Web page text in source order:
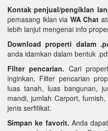
Kontak penjual/pengiklan
pemasang iklan via WA Chat
lebih lanjut mengenai info
Download properti dalam
anda idamkan dalam bentuk
Filter pencarian. Cari
inginkan, Filter pencarian
luas tanah, luas bangunan,
mandi, jumlah Carport,
jenis serfifikat.
Simpan ke favorit. Anda